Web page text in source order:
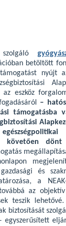
betöltött
nyújt
az eszköz
–
támogatásba
követően dönt
és
a
az
teszik lehetővé.
biztosítását
egyszerűsített